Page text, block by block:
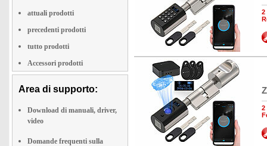
attuali prodotti
precedenti prodotti
tutto prodotti
Accessori prodotti
Area di supporto:
Download di manuali, driver,
video
Domande frequenti sulla
2
2